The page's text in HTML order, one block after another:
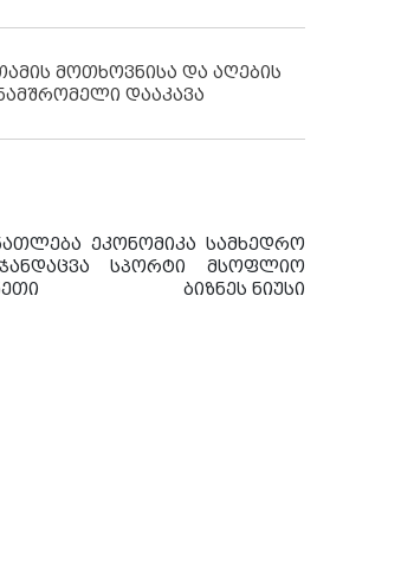
მოთხოვნისა და აღების
დააკავა
ეკონომიკა სამხედრო
ჯანდაცვა სპორტი
მსოფლიო
ბიზნეს ნიუსი